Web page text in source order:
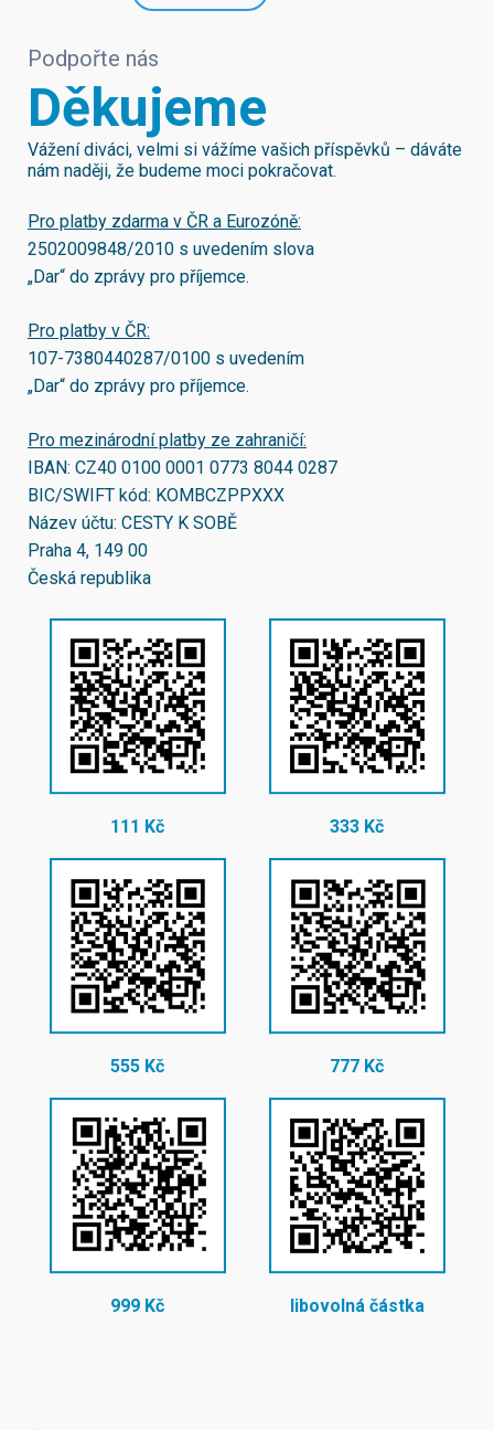
Podpořte nás
Děkujeme
Vážení diváci, velmi si vážíme vašich příspěvků – dáváte
nám naději, že budeme moci pokračovat.
Pro platby zdarma v ČR a Eurozóně:
2502009848/2010 s uvedením slova
„Dar“ do zprávy pro příjemce.
Pro platby v ČR:
107-7380440287/0100 s uvedením
„Dar“ do zprávy pro příjemce.
Pro mezinárodní platby ze zahraničí:
IBAN: CZ40 0100 0001 0773 8044 0287
BIC/SWIFT kód: KOMBCZPPXXX
Název účtu: CESTY K SOBĚ
Praha 4, 149 00
Česká republika
111 Kč 333 Kč
555 Kč 777 Kč
999 Kč libovolná částka